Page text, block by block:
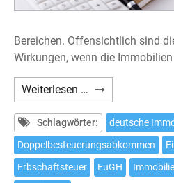
Bereichen. Offensichtlich sind
Wirkungen, wenn die
Weiterlesen … Deutsche
Besteuerung
ausländischer
Schlagwörter:
deutsche
Doppelbesteuerungsabkommen
Erbschaftsteuer
EuGH